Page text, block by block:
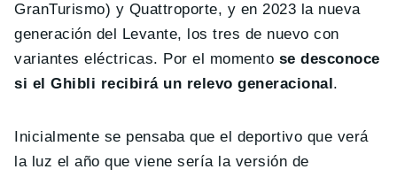
GranTurismo) y Quattroporte, y en 2023 la nueva
generación del Levante, los tres de nuevo con
variantes eléctricas. Por el momento se desconoce
si el Ghibli recibirá un relevo generacional .
Inicialmente se pensaba que el deportivo que verá
la luz el año que viene sería la versión de